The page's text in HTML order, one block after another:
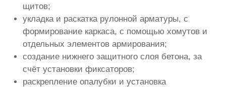
щитов;
укладка и раскатка рулонной арматуры, с
формирование каркаса, с помощью хомутов и
отдельных элементов армирования;
создание нижнего защитного слоя бетона, за
счёт установки фиксаторов;
раскрепление опалубки и установка